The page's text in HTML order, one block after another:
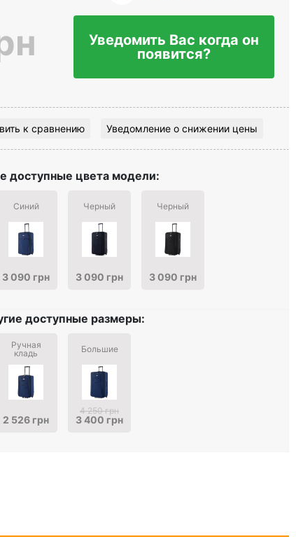
Уведомить Вас когда он
появится?
к сравнению Уведомление о снижении цены
доступные цвета модели:
Синий
3 090 грн
Черный
3 090 грн
Черный
3 090 грн
доступные размеры:
Ручная
кладь
2 526 грн
Большие
4 250 грн
3 400 грн